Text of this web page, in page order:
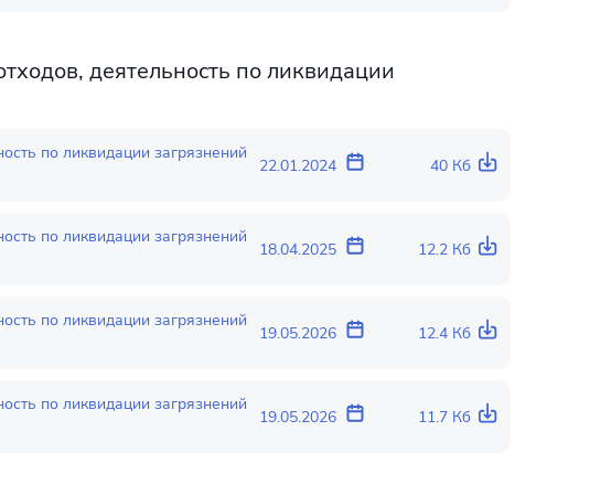
деятельность по ликвидации
по ликвидации загрязнений
22.01.2024 40 Кб
по ликвидации загрязнений
18.04.2025 12.2 Кб
по ликвидации загрязнений
19.05.2026 12.4 Кб
по ликвидации загрязнений
19.05.2026 11.7 Кб